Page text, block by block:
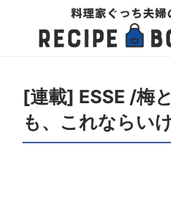
[連載] ESSE /梅
も、これならい